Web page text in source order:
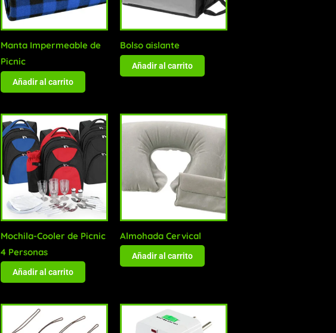
Manta Impermeable de
Picnic
Añadir al carrito
Bolso aislante
Añadir al carrito
Mochila-Cooler de Picnic
4 Personas
Añadir al carrito
Almohada Cervical
Añadir al carrito